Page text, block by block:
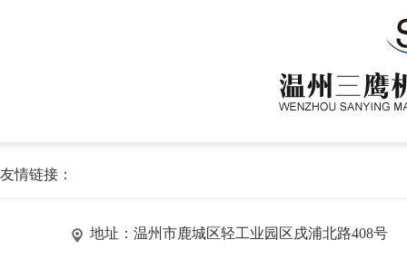
友情链接：
地址：温州市鹿城区轻工业园区戌浦北路408号